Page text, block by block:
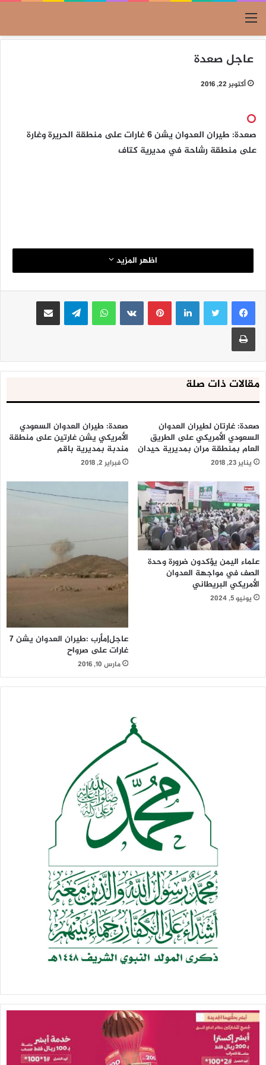
القائمة
عاجل صعدة
أكتوبر 22, 2016
صعدة: طيران العدوان يشن 6 غارات على منطقة الحريرة وغارة
على منطقة رشاحة في مديرية كتاف
اظهر المزيد
لينكدإنبينتيريست واتساب تيلقرام مشاركة عبر البريد
طباعة
مقالات ذات صلة
صعدة: غارتان لطيران العدوان
السعودي الأمريكي على الطريق
العام بمنطقة مران بمديرية حيدان
يناير 23, 2018
صعدة: طيران العدوان السعودي
الأمريكي يشن غارتين على منطقة
مندبة بمديرية باقم
فبراير 2, 2018
علماء اليمن يؤكدون ضرورة وحدة
الصف في مواجهة العدوان
الأمريكي البريطاني
يونيو 5, 2024
عاجل|مأرب :طيران العدوان يشن 7
غارات على صرواح
مارس 10, 2016